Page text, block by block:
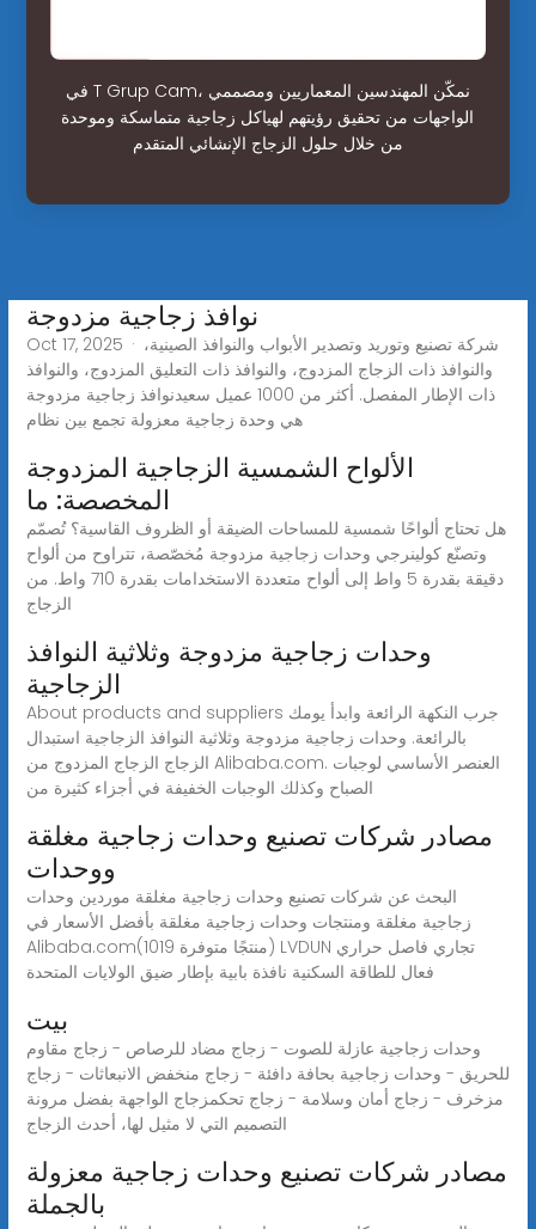
في T Grup Cam، نمكّن المهندسين المعماريين ومصممي
الواجهات من تحقيق رؤيتهم لهياكل زجاجية متماسكة وموحدة
من خلال حلول الزجاج الإنشائي المتقدم
نوافذ زجاجية مزدوجة
Oct 17, 2025 · شركة تصنيع وتوريد وتصدير الأبواب والنوافذ الصينية،
والنوافذ ذات الزجاج المزدوج، والنوافذ ذات التعليق المزدوج، والنوافذ
ذات الإطار المفصل. أكثر من 1000 عميل سعيدنوافذ زجاجية مزدوجة
هي وحدة زجاجية معزولة تجمع بين نظام
الألواح الشمسية الزجاجية المزدوجة
المخصصة: ما
هل تحتاج ألواحًا شمسية للمساحات الضيقة أو الظروف القاسية؟ تُصمّم
وتصنّع كولينرجي وحدات زجاجية مزدوجة مُخصّصة، تتراوح من ألواح
دقيقة بقدرة 5 واط إلى ألواح متعددة الاستخدامات بقدرة 710 واط. من
الزجاج
وحدات زجاجية مزدوجة وثلاثية النوافذ
الزجاجية
About products and suppliers جرب النكهة الرائعة وابدأ يومك
بالرائعة. وحدات زجاجية مزدوجة وثلاثية النوافذ الزجاجية استبدال
الزجاج الزجاج المزدوج من Alibaba.com. العنصر الأساسي لوجبات
الصباح وكذلك الوجبات الخفيفة في أجزاء كثيرة من
مصادر شركات تصنيع وحدات زجاجية مغلقة
ووحدات
البحث عن شركات تصنيع وحدات زجاجية مغلقة موردين وحدات
زجاجية مغلقة ومنتجات وحدات زجاجية مغلقة بأفضل الأسعار في
Alibaba.com(1019 منتجًا متوفرة) LVDUN تجاري فاصل حراري
فعال للطاقة السكنية نافذة بابية بإطار ضيق الولايات المتحدة
بيت
وحدات زجاجية عازلة للصوت - زجاج مضاد للرصاص - زجاج مقاوم
للحريق - وحدات زجاجية بحافة دافئة - زجاج منخفض الانبعاثات - زجاج
مزخرف - زجاج أمان وسلامة - زجاج تحكمزجاج الواجهة بفضل مرونة
التصميم التي لا مثيل لها، أحدث الزجاج
مصادر شركات تصنيع وحدات زجاجية معزولة
بالجملة